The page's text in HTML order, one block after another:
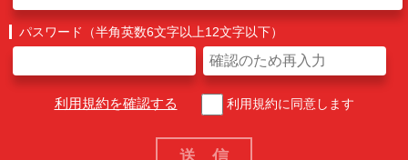
パスワード（半角英数6文字以上12文字以下）
利用規約を確認する 利用規約に同意します